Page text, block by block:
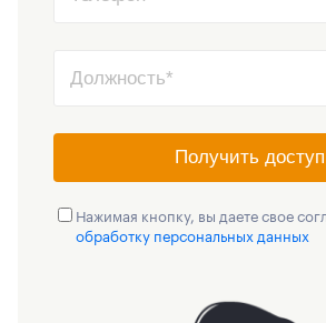
Получить доступ
Нажимая кнопку, вы даете свое
обработку персональных данных